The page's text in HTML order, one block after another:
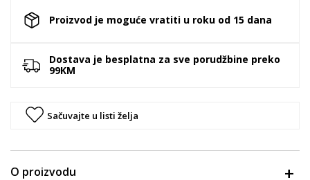
Proizvod je moguće vratiti u roku od 15 dana
Dostava je besplatna za sve porudžbine preko
99KM
Sačuvajte u listi želja
O proizvodu